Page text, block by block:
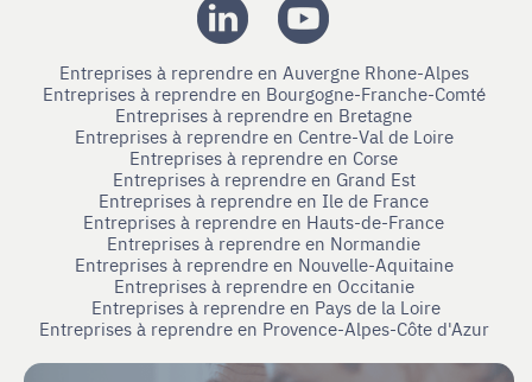
Entreprises à reprendre en Auvergne Rhone-Alpes
Entreprises à reprendre en Bourgogne-Franche-Comté
Entreprises à reprendre en Bretagne
Entreprises à reprendre en Centre-Val de Loire
Entreprises à reprendre en Corse
Entreprises à reprendre en Grand Est
Entreprises à reprendre en Ile de France
Entreprises à reprendre en Hauts-de-France
Entreprises à reprendre en Normandie
Entreprises à reprendre en Nouvelle-Aquitaine
Entreprises à reprendre en Occitanie
Entreprises à reprendre en Pays de la Loire
Entreprises à reprendre en Provence-Alpes-Côte d'Azur